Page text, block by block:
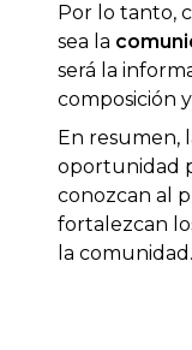
Por lo tanto,
sea la
será la
composición
En resumen,
oportunidad
conozcan al
fortalezcan
la comunidad.